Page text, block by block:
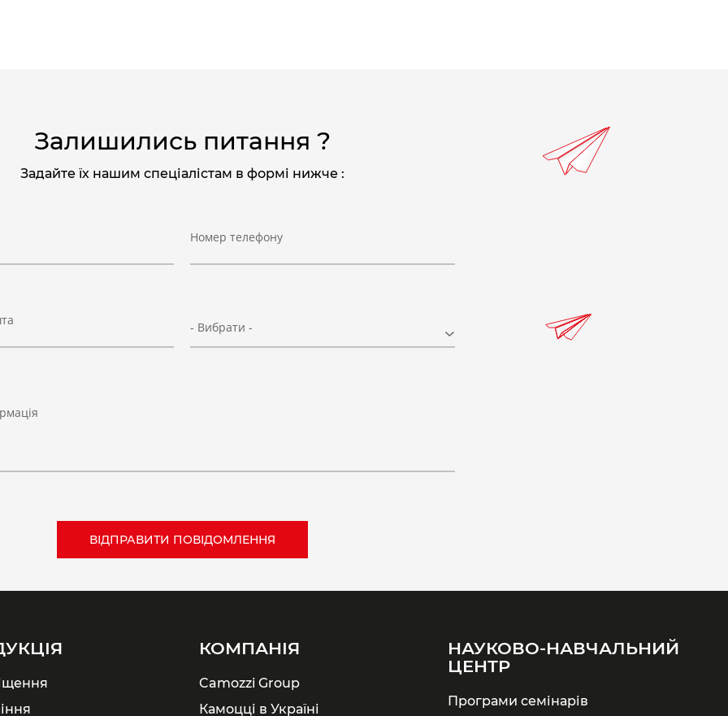
Залишились питання ?
Задайте їх нашим спеціалістам в формі нижче :
Номер телефону
- Вибрати -
КОМПАНІЯ
Camozzi Group
Камоцці в Україні
НАУКОВО-НАВЧАЛЬНИЙ
ЦЕНТР
Програми семінарів